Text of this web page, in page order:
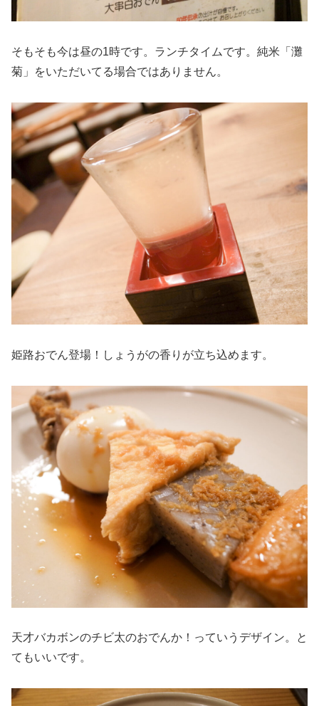
そもそも今は昼の1時です。ランチタイムです。純米「灘
菊」をいただいてる場合ではありません。
姫路おでん登場！しょうがの香りが立ち込めます。
天才バカボンのチビ太のおでんか！っていうデザイン。と
てもいいです。